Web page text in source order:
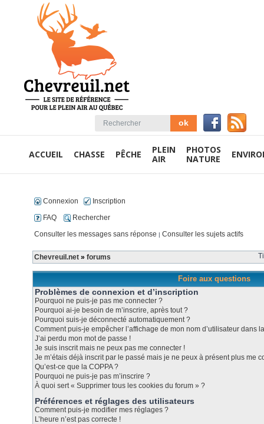
ACCUEIL CHASSE PÊCHE
PLEIN
AIR
PHOTOS
NATURE
Connexion
Inscription
FAQ
Rechercher
Consulter les messages sans réponse | Consulter les sujets actifs
Chevreuil.net » forums
Foire aux questions
Problèmes de connexion et d’inscription
Pourquoi ne puis-je pas me connecter ?
Pourquoi ai-je besoin de m’inscrire, après tout ?
Pourquoi suis-je déconnecté automatiquement ?
Comment puis-je empêcher l’affichage de mon nom d’utilisateur dans
J’ai perdu mon mot de passe !
Je suis inscrit mais ne peux pas me connecter !
Je m’étais déjà inscrit par le passé mais je ne peux à présent plus me
Qu’est-ce que la COPPA ?
Pourquoi ne puis-je pas m’inscrire ?
À quoi sert « Supprimer tous les cookies du forum » ?
Préférences et réglages des utilisateurs
Comment puis-je modifier mes réglages ?
L’heure n’est pas correcte !